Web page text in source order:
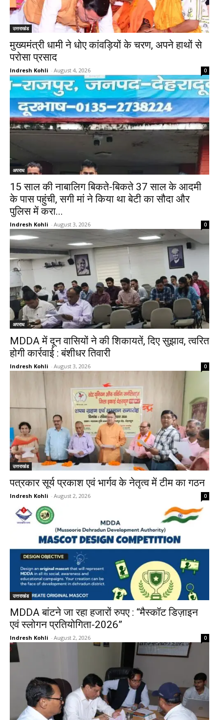
उत्तराखंड
मुख्यमंत्री धामी ने धोए कांवड़ियों के चरण, अपने हाथों से
परोसा प्रसाद
Indresh Kohli - August 4, 2026 0
अपराध
15 साल की नाबालिग बिकते-बिकते 37 साल के आदमी
के पास पहुंची, सगी मां ने किया था बेटी का सौदा और
पुलिस में करा...
Indresh Kohli - August 3, 2026 0
अपराध
MDDA में दून वासियों ने की शिकायतें, दिए सुझाव, त्वरित
होगी कार्रवाई : बंशीधर तिवारी
Indresh Kohli - August 3, 2026 0
उत्तराखंड
पत्रकार सूर्य प्रकाश एवं भार्गव के नेतृत्व में टीम का गठन
Indresh Kohli - August 2, 2026 0
उत्तराखंड
MDDA बांटने जा रहा हजारों रुपए : “मैस्कॉट डिज़ाइन
एवं स्लोगन प्रतियोगिता-2026”
Indresh Kohli - August 2, 2026 0